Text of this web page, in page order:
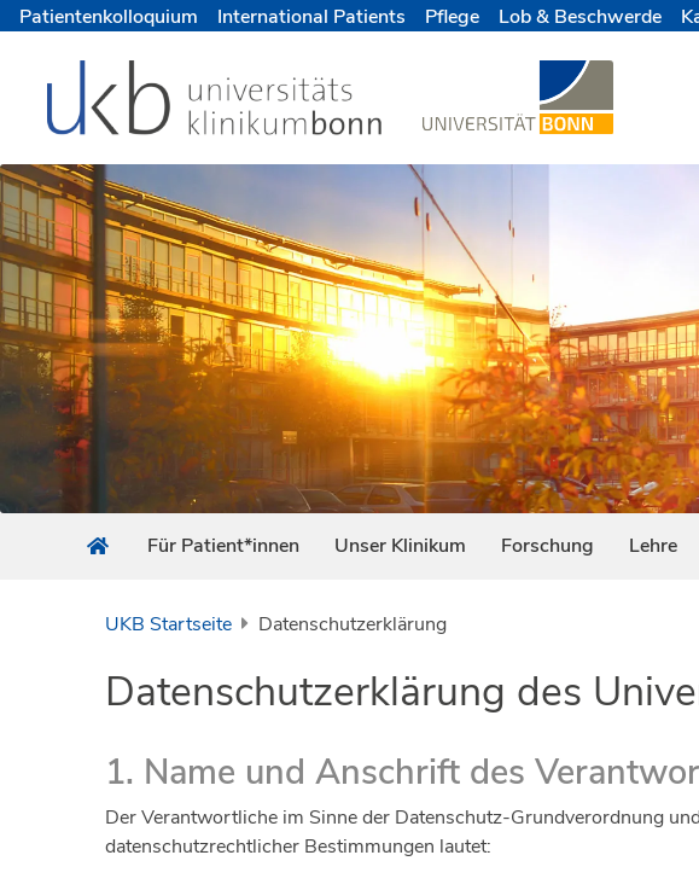
Patientenkolloquium International Patients Pflege Lob & Beschwerde
Für Patient*innen Unser Klinikum Forschung Lehre
UKB Startseite Datenschutzerklärung
Datenschutzerklärung des
1. Name und Anschrift des
Der Verantwortliche im Sinne der Datenschutz-Grundverordnung
datenschutzrechtlicher Bestimmungen lautet: